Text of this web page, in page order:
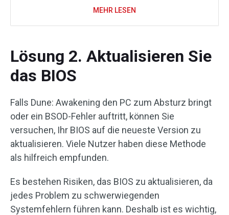
MEHR LESEN
Lösung 2. Aktualisieren Sie
das BIOS
Falls Dune: Awakening den PC zum Absturz bringt
oder ein BSOD-Fehler auftritt, können Sie
versuchen, Ihr BIOS auf die neueste Version zu
aktualisieren. Viele Nutzer haben diese Methode
als hilfreich empfunden.
Es bestehen Risiken, das BIOS zu aktualisieren, da
jedes Problem zu schwerwiegenden
Systemfehlern führen kann. Deshalb ist es wichtig,